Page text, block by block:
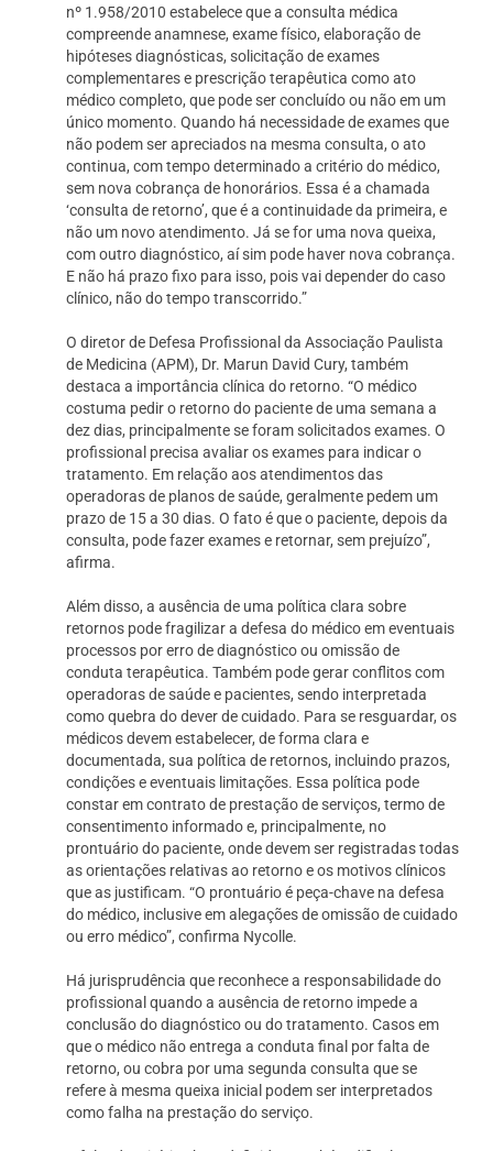
nº 1.958/2010 estabelece que a consulta médica
compreende anamnese, exame físico, elaboração de
hipóteses diagnósticas, solicitação de exames
complementares e prescrição terapêutica como ato
médico completo, que pode ser concluído ou não em um
único momento. Quando há necessidade de exames que
não podem ser apreciados na mesma consulta, o ato
continua, com tempo determinado a critério do médico,
sem nova cobrança de honorários. Essa é a chamada
‘consulta de retorno’, que é a continuidade da primeira, e
não um novo atendimento. Já se for uma nova queixa,
com outro diagnóstico, aí sim pode haver nova cobrança.
E não há prazo fixo para isso, pois vai depender do caso
clínico, não do tempo transcorrido.”
O diretor de Defesa Profissional da Associação Paulista
de Medicina (APM), Dr. Marun David Cury, também
destaca a importância clínica do retorno. “O médico
costuma pedir o retorno do paciente de uma semana a
dez dias, principalmente se foram solicitados exames. O
profissional precisa avaliar os exames para indicar o
tratamento. Em relação aos atendimentos das
operadoras de planos de saúde, geralmente pedem um
prazo de 15 a 30 dias. O fato é que o paciente, depois da
consulta, pode fazer exames e retornar, sem prejuízo”,
afirma.
Além disso, a ausência de uma política clara sobre
retornos pode fragilizar a defesa do médico em eventuais
processos por erro de diagnóstico ou omissão de
conduta terapêutica. Também pode gerar conflitos com
operadoras de saúde e pacientes, sendo interpretada
como quebra do dever de cuidado. Para se resguardar, os
médicos devem estabelecer, de forma clara e
documentada, sua política de retornos, incluindo prazos,
condições e eventuais limitações. Essa política pode
constar em contrato de prestação de serviços, termo de
consentimento informado e, principalmente, no
prontuário do paciente, onde devem ser registradas todas
as orientações relativas ao retorno e os motivos clínicos
que as justificam. “O prontuário é peça-chave na defesa
do médico, inclusive em alegações de omissão de cuidado
ou erro médico”, confirma Nycolle.
Há jurisprudência que reconhece a responsabilidade do
profissional quando a ausência de retorno impede a
conclusão do diagnóstico ou do tratamento. Casos em
que o médico não entrega a conduta final por falta de
retorno, ou cobra por uma segunda consulta que se
refere à mesma queixa inicial podem ser interpretados
como falha na prestação do serviço.